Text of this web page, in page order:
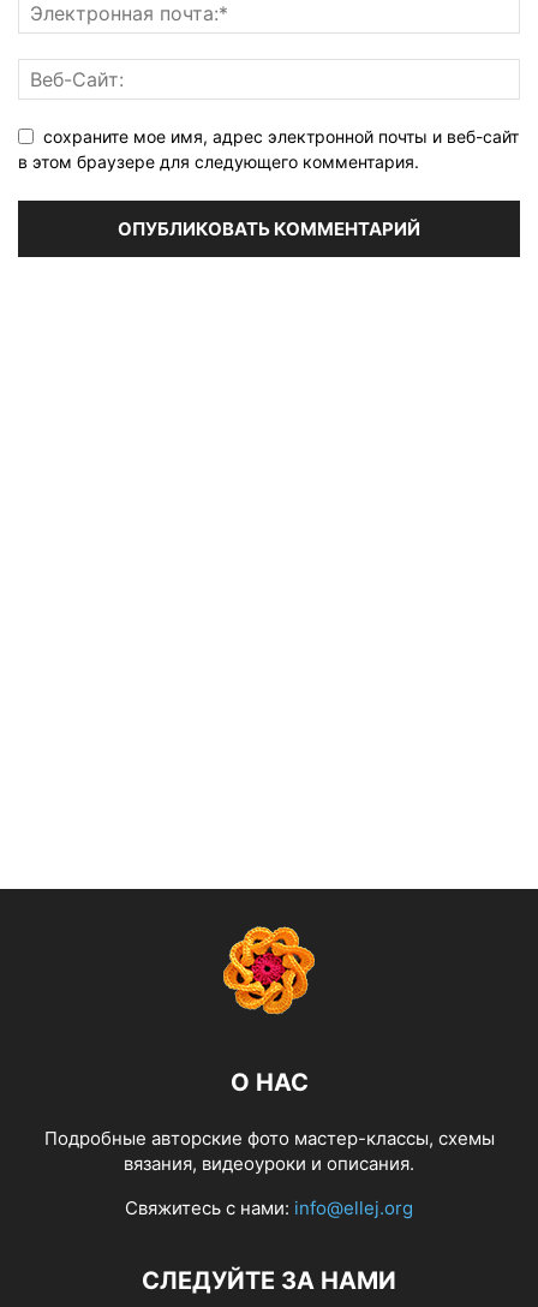
сохраните мое имя, адрес электронной почты и веб-сайт
в этом браузере для следующего комментария.
О НАС
Подробные авторские фото мастер-классы, схемы
вязания, видеоуроки и описания.
Свяжитесь с нами: info@ellej.org
СЛЕДУЙТЕ ЗА НАМИ